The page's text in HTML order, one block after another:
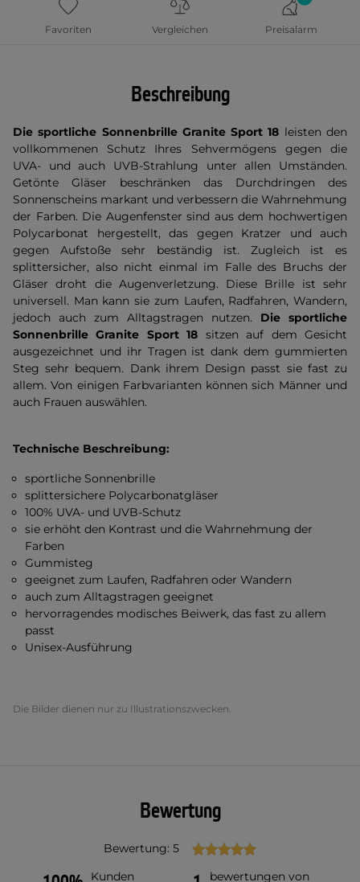
Favoriten Vergleichen Preisalarm
Beschreibung
Die sportliche Sonnenbrille Granite Sport 18 leisten den
vollkommenen Schutz Ihres Sehvermögens gegen die
UVA- und auch UVB-Strahlung unter allen Umständen.
Getönte Gläser beschränken das Durchdringen des
Sonnenscheins markant und verbessern die Wahrnehmung
der Farben. Die Augenfenster sind aus dem hochwertigen
Polycarbonat hergestellt, das gegen Kratzer und auch
gegen Aufstoße sehr beständig ist. Zugleich ist es
splittersicher, also nicht einmal im Falle des Bruchs der
Gläser droht die Augenverletzung. Diese Brille ist sehr
universell. Man kann sie zum Laufen, Radfahren, Wandern,
jedoch auch zum Alltagstragen nutzen. Die sportliche
Sonnenbrille Granite Sport 18 sitzen auf dem Gesicht
ausgezeichnet und ihr Tragen ist dank dem gummierten
Steg sehr bequem. Dank ihrem Design passt sie fast zu
allem. Von einigen Farbvarianten können sich Männer und
auch Frauen auswählen.
Technische Beschreibung:
sportliche Sonnenbrille
splittersichere Polycarbonatgläser
100% UVA- und UVB-Schutz
sie erhöht den Kontrast und die Wahrnehmung der
Farben
Gummisteg
geeignet zum Laufen, Radfahren oder Wandern
auch zum Alltagstragen geeignet
hervorragendes modisches Beiwerk, das fast zu allem
passt
Unisex-Ausführung
Die Bilder dienen nur zu Illustrationszwecken.
Bewertung
Bewertung: 5
Kunden bewertungen von